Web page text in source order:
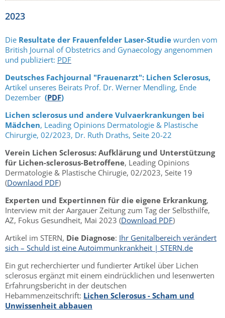
2023
Die Resultate der Frauenfelder Laser-Studie wurden vom
British Journal of Obstetrics and Gynaecology angenommen
und publiziert: PDF
Deutsches Fachjournal "Frauenarzt": Lichen Sclerosus,
Artikel unseres Beirats Prof. Dr. Werner Mendling, Ende
Dezember (PDF)
Lichen sclerosus und andere Vulvaerkrankungen bei
Mädchen, Leading Opinions Dermatologie & Plastische
Chirurgie, 02/2023, Dr. Ruth Draths, Seite 20-22
Verein Lichen Sclerosus: Aufklärung und Unterstützung
für Lichen-sclerosus-Betroffene, Leading Opinions
Dermatologie & Plastische Chirugie, 02/2023, Seite 19
(Downlaod PDF)
Experten und Expertinnen für die eigene Erkrankung,
Interview mit der Aargauer Zeitung zum Tag der Selbsthilfe,
AZ, Fokus Gesundheit, Mai 2023 (Download PDF)
Artikel im STERN, Die Diagnose: Ihr Genitalbereich verändert
sich – Schuld ist eine Autoimmunkrankheit | STERN.de
Ein gut recherchierter und fundierter Artikel über Lichen
sclerosus ergänzt mit einem eindrücklichen und lesenwerten
Erfahrungsbericht in der deutschen
Hebammenzeitschrift: Lichen Sclerosus - Scham und
Unwissenheit abbauen